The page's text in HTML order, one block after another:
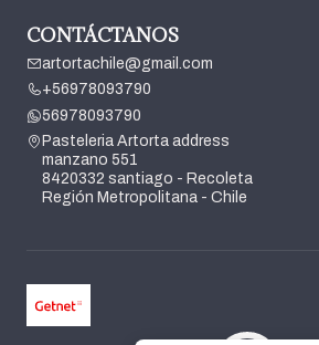
CONTÁCTANOS
artortachile@gmail.com
+56978093790
56978093790
Pasteleria Artorta address
manzano 551
8420332 santiago - Recoleta
Región Metropolitana - Chile